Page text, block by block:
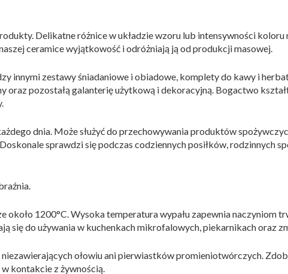
Delikatne różnice w układzie wzoru lub intensywności koloru
ceramice wyjątkowość i odróżniają ją od produkcji masowej.
innymi zestawy śniadaniowe i obiadowe, komplety do kawy i
oraz pozostałą galanterię użytkową i dekoracyjną. Bogactwo
dnia. Może służyć do przechowywania produktów
sprawdzi się podczas codziennych posiłków, rodzinnych
1200°C. Wysoka temperatura wypału zapewnia naczyniom
się do używania w kuchenkach mikrofalowych, piekarnikach oraz
ołowiu ani pierwiastków promieniotwórczych.
kontakcie z żywnością.